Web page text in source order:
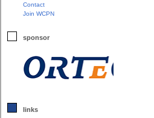
Contact
Join WCPN
sponsor
links